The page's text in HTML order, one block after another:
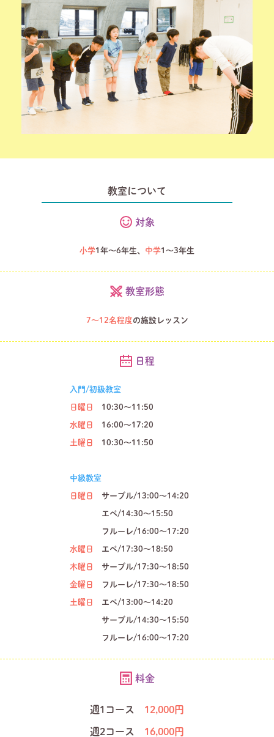
教室について
対象
小学1年～6年生、 中学1〜3年生
教室形態
7～12名程度の施設レッスン
日程
入門/初級教室
日曜日 10:30～11:50
水曜日 16:00～17:20
土曜日 10:30～11:50
中級教室
日曜日 サーブル/13:00～14:20
エペ/14:30～15:50
フルーレ/16:00～17:20
水曜日 エペ/17:30～18:50
木曜日 サーブル/17:30～18:50
金曜日 フルーレ/17:30～18:50
土曜日 エペ/13:00～14:20
サーブル/14:30～15:50
フルーレ/16:00～17:20
料金
週1コース 12,000円
週2コース 16,000円